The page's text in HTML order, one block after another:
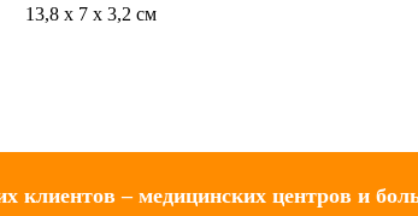
13,8 х 7 х 3,2 см
клиентов – медицинских центров и